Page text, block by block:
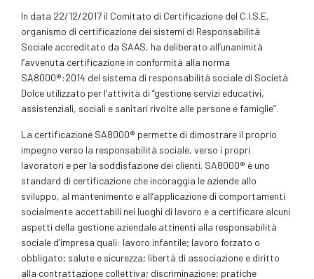
In data 22/12/2017 il Comitato di Certificazione del C.I.S.E,
organismo di certificazione dei sistemi di Responsabilità
Sociale accreditato da SAAS, ha deliberato all’unanimità
l’avvenuta certificazione in conformità alla norma
SA8000®:2014 del sistema di responsabilità sociale di Società
Dolce utilizzato per l’attività di “gestione servizi educativi,
assistenziali, sociali e sanitari rivolte alle persone e famiglie”.
La certificazione SA8000® permette di dimostrare il proprio
impegno verso la responsabilità sociale, verso i propri
lavoratori e per la soddisfazione dei clienti. SA8000® è uno
standard di certificazione che incoraggia le aziende allo
sviluppo, al mantenimento e all’applicazione di comportamenti
socialmente accettabili nei luoghi di lavoro e a certificare alcuni
aspetti della gestione aziendale attinenti alla responsabilità
sociale d’impresa quali: lavoro infantile; lavoro forzato o
obbligato; salute e sicurezza; libertà di associazione e diritto
alla contrattazione collettiva; discriminazione; pratiche